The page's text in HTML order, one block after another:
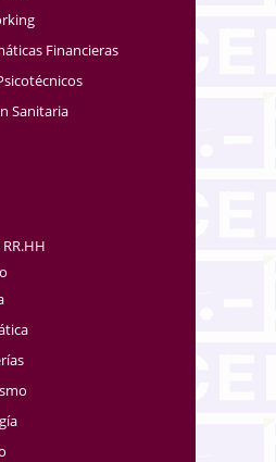
Financieras
Sanitaria